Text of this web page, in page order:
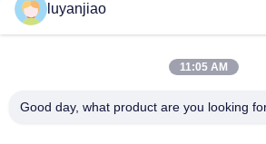
Автоматическое оборудование линии
Chrome бочонка PP скорости для
покрытия
Бочонок Dia обслуживания 280mm OEM
luyanjiao
11:05 AM
Good day, what product are you looking